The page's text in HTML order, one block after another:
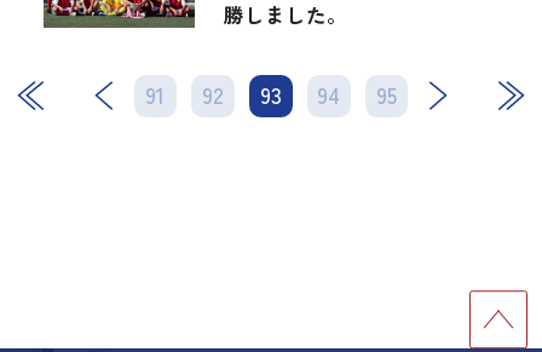
勝しました。
91 92 93 94 95
次 最後